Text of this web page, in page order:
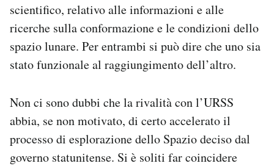
Regala il Post
Hai bisogno di aiuto?
Esci
scientifico, relativo alle informazioni e alle
ricerche sulla conformazione e le condizioni dello
spazio lunare. Per entrambi si può dire che uno sia
stato funzionale al raggiungimento dell’altro.
Non ci sono dubbi che la rivalità con l’URSS
abbia, se non motivato, di certo accelerato il
processo di esplorazione dello Spazio deciso dal
governo statunitense. Si è soliti far coincidere